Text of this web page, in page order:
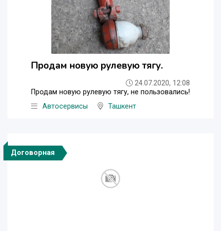
Продам новую рулевую тягу.
24.07.2020, 12:08
Продам новую рулевую тягу, не пользовались!
Автосервисы
Ташкент
Договорная